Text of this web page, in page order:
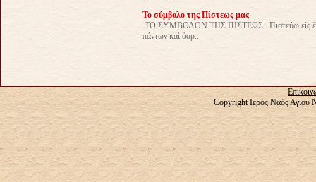
Το σύμβολο της Πίστεως μας
ΤΟ ΣΥΜΒΟΛΟΝ ΤΗΣ ΠΙΣΤΕΩΣ Πιστεύω εἰς ἕνα
πάντων καὶ ἀορ...
Copyright Ιερός Ναός Αγίου